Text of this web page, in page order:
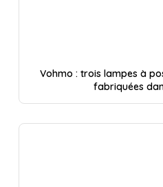
Vohmo : trois lampes à
fabriquées